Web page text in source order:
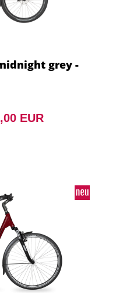
grey -
EUR